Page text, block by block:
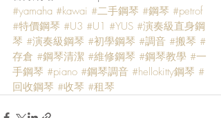
#yamaha #kawai #二手鋼琴 #鋼琴 #petrof
#特價鋼琴 #U3 #U1 #YUS #演奏級直身鋼
琴 #演奏級鋼琴 #初學鋼琴 #調音 #搬琴 #
存倉 #鋼琴清潔 #維修鋼琴 #鋼琴教學 #一
手鋼琴 #piano #鋼琴調音 #hellokitty鋼琴 #
回收鋼琴 #收琴 #租琴